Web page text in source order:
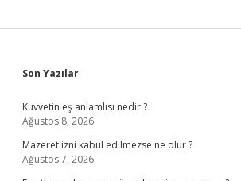
Sidebar
Son Yazılar
Kuvvetin eş anlamlısı nedir ?
Ağustos 8, 2026
Mazeret izni kabul edilmezse ne olur ?
Ağustos 7, 2026